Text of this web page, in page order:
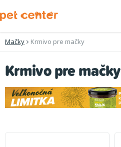
na
Mačky Krmivo pre mačky
Krmivo pre mačky